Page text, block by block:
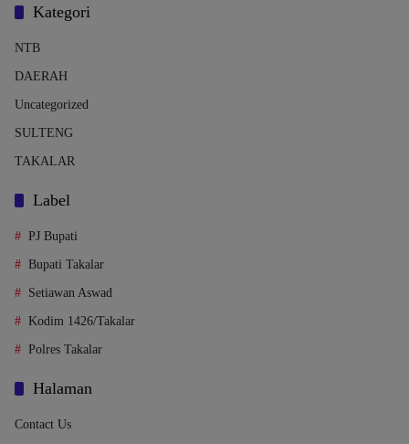
Kategori
NTB
DAERAH
Uncategorized
SULTENG
TAKALAR
Label
PJ Bupati
Bupati Takalar
Setiawan Aswad
Kodim 1426/Takalar
Polres Takalar
Halaman
Contact Us